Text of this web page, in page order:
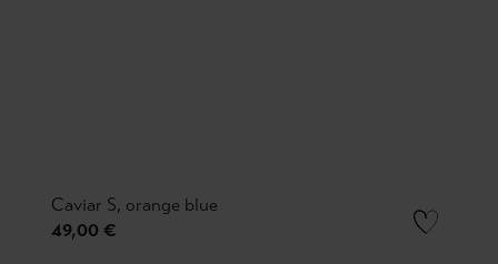
Caviar S, orange blue
49,00 €